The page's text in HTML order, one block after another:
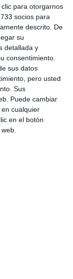
para otorgarnos
socios para
descrito. De
su
detallada y
consentimiento.
sus datos
pero usted
Sus
Puede cambiar
cualquier
en el botón